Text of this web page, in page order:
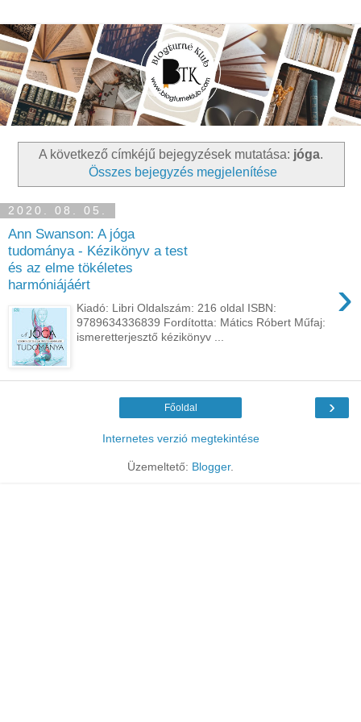
A következő címkéjű bejegyzések mutatása: jóga.
Összes bejegyzés megjelenítése
2020. 08. 05.
Ann Swanson: A ​jóga
tudománya - Kézikönyv a test
és az elme tökéletes
harmóniájáért
›
Kiadó: Libri Oldalszám: 216 oldal ISBN:
9789634336839 Fordította: Mátics Róbert Műfaj:
ismeretterjesztő kézikönyv ...
›
Főoldal
Internetes verzió megtekintése
Üzemeltető: Blogger.